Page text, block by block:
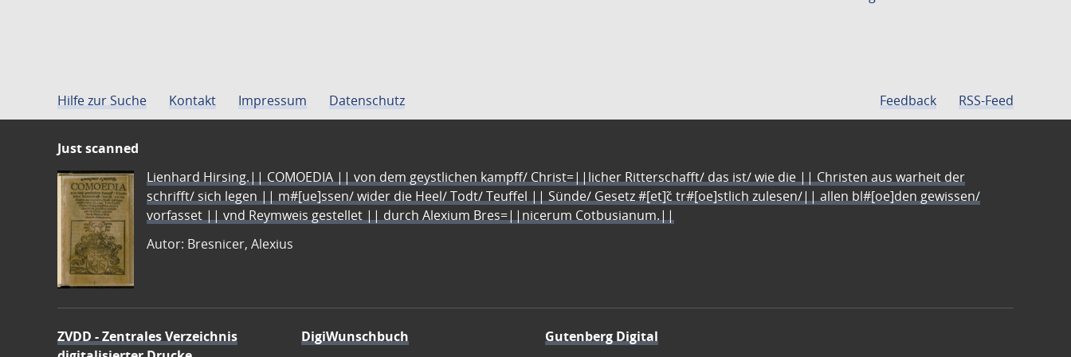
Hilfe zur Suche Kontakt Impressum Datenschutz Feedback RSS-Feed
Just scanned
Lienhard Hirsing.|| COMOEDIA || von dem geystlichen kampff/ Christ=||licher Ritterschafft/ das ist/ wie die || Christen aus warheit der
schrifft/ sich legen || m#[ue]ssen/ wider die Heel/ Todt/ Teuffel || Sünde/ Gesetz #[et]c̃ tr#[oe]stlich zulesen/|| allen bl#[oe]den gewissen/
vorfasset || vnd Reymweis gestellet || durch Alexium Bres=||nicerum Cotbusianum.||
Autor: Bresnicer, Alexius
ZVDD - Zentrales Verzeichnis
DigiWunschbuch
Gutenberg Digital